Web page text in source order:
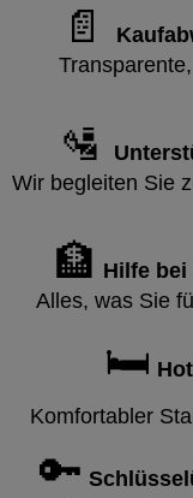
📄
🛂
Wir begleiten Sie
🏦 Hilfe
Alles, was Sie
🛏️
Komfortabler
🔑